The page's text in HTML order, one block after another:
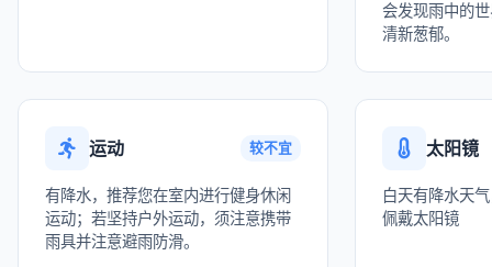
会发现雨中的世
清新葱郁。
运动 较不宜
有降水，推荐您在室内进行健身休闲
运动；若坚持户外运动，须注意携带
雨具并注意避雨防滑。
太阳镜
白天有降水天
佩戴太阳镜